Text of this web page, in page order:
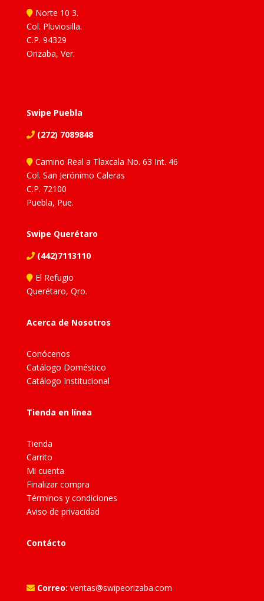
Norte 10 3.
Col. Pluviosilla.
C.P. 94329
Orizaba, Ver.
Swipe Puebla
(272) 7089848
Camino Real a Tlaxcala No. 63 Int. 46
Col. San Jerónimo Caleras
C.P. 72100
Puebla, Pue.
Swipe Querétaro
(442)7113110
El Refugio
Querétaro, Qro.
Acerca de Nosotros
Conócenos
Catálogo Doméstico
Catálogo Institucional
Tienda en línea
Tienda
Carrito
Mi cuenta
Finalizar compra
Términos y condiciones
Aviso de privacidad
Contácto
Correo: ventas@swipeorizaba.com